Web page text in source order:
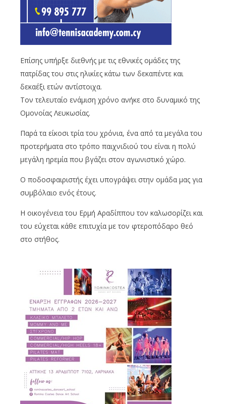
Επίσης υπήρξε διεθνής με τις εθνικές ομάδες της
πατρίδας του στις ηλικίες κάτω των δεκαπέντε και
δεκαέξι ετών αντίστοιχα.
Τον τελευταίο ενάμιση χρόνο ανήκε στο δυναμικό της
Ομονοίας Λευκωσίας.
Παρά τα είκοσι τρία του χρόνια, ένα από τα μεγάλα του
προτερήματα στο τρόπο παιχνιδιού του είναι η πολύ
μεγάλη ηρεμία που βγάζει στον αγωνιστικό χώρο.
Ο ποδοσφαιριστής έχει υπογράψει στην ομάδα μας για
συμβόλαιο ενός έτους.
H οικογένεια του Ερμή Αραδίππου τον καλωσορίζει και
του εύχεται κάθε επιτυχία με τον φτεροπόδαρο θεό
στο στήθος.